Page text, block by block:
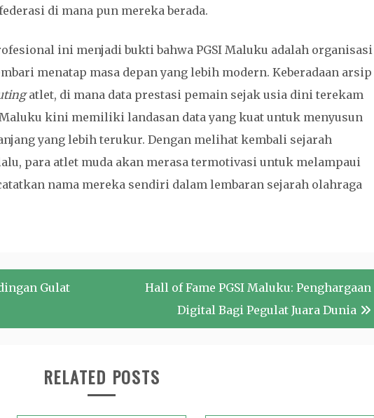
di mana pun mereka berada.
ini menjadi bukti bahwa PGSI Maluku adalah organisasi
menatap masa depan yang lebih modern. Keberadaan arsip
atlet, di mana data prestasi pemain sejak usia dini terekam
kini memiliki landasan data yang kuat untuk menyusun
yang lebih terukur. Dengan melihat kembali sejarah
para atlet muda akan merasa termotivasi untuk melampaui
nama mereka sendiri dalam lembaran sejarah olahraga
Gulat
Hall of Fame PGSI Maluku: Penghargaan
Digital Bagi Pegulat Juara Dunia
RELATED POSTS